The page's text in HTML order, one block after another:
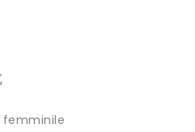
femminile